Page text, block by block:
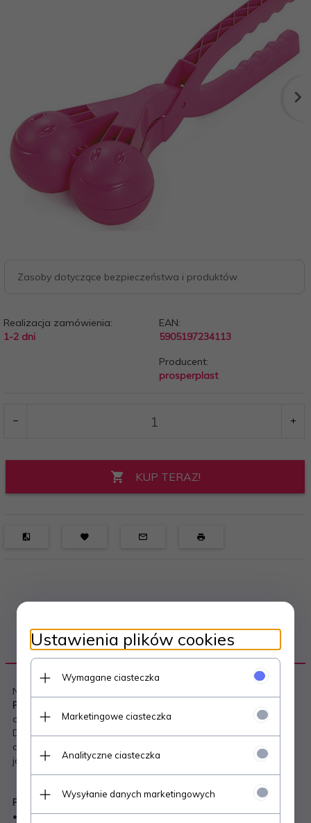
Zasoby dotyczące bezpieczeństwa i produktów
Realizacja zamówienia:
1-2 dni
EAN:
5905197234113
Producent:
prosperplast
KUP TERAZ!
OPIS PRODUKTU
Narzędzie do robienia kulek śnieżnych renomowanej firmy
Prosperplast
osób ceniących sobie komfort.
Dzięki temu urządzeniu śnieżki będą okrągłe i równe, a Twoje
dłonie nie będą już nigdy zimne. Wykonane z najwyższej
jakości materiałów.
Parametry:
• Materiał: ABS plastik
Ustawienia plików cookies
Wymagane ciasteczka
Marketingowe ciasteczka
Analityczne ciasteczka
Wysyłanie danych marketingowych